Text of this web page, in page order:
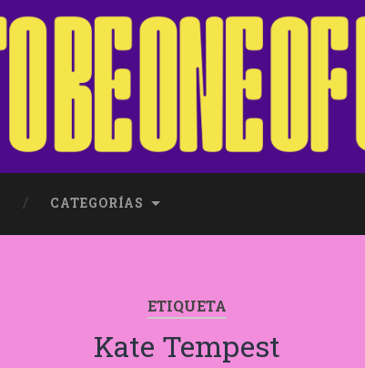
CATEGORÍAS
ETIQUETA
Kate Tempest